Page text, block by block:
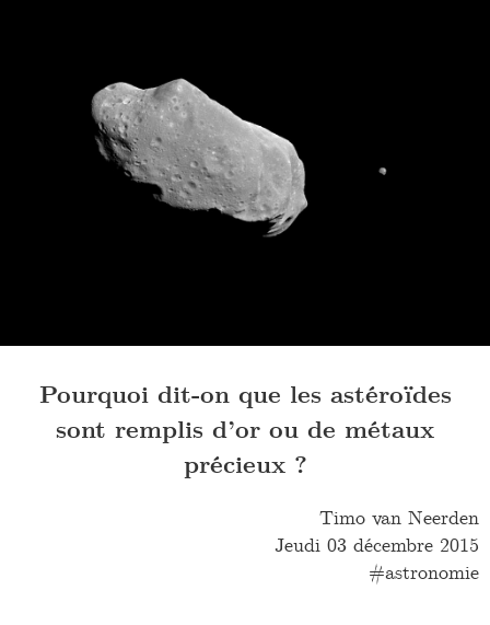
Pourquoi dit-on que les astéroïdes
sont remplis d’or ou de métaux
précieux ?
Timo van Neerden
Jeudi 03 décembre 2015
astronomie